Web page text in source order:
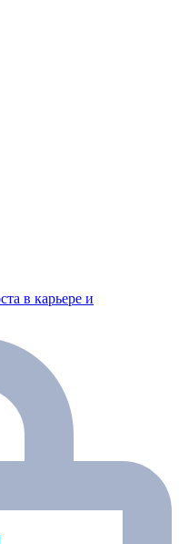
в карьере и